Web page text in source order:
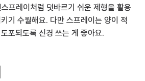
프레이처럼 덧바르기 쉬운 제형을 활용
기 수월해요. 다만 스프레이는 양이 적
포되도록 신경 쓰는 게 좋아요.